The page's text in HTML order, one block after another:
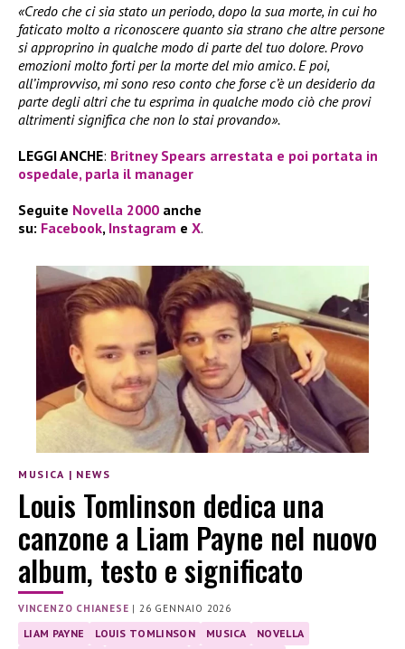
«Credo che ci sia stato un periodo, dopo la sua morte, in cui ho
faticato molto a riconoscere quanto sia strano che altre persone
si approprino in qualche modo di parte del tuo dolore. Provo
emozioni molto forti per la morte del mio amico. E poi,
all’improvviso, mi sono reso conto che forse c’è un desiderio da
parte degli altri che tu esprima in qualche modo ciò che provi
altrimenti significa che non lo stai provando».
LEGGI ANCHE: Britney Spears arrestata e poi portata in
ospedale, parla il manager
Seguite Novella 2000 anche
su: Facebook, Instagram e X.
MUSICA | NEWS
Louis Tomlinson dedica una
canzone a Liam Payne nel nuovo
album, testo e significato
VINCENZO CHIANESE |26 GENNAIO 2026
LIAM PAYNE LOUIS TOMLINSON MUSICA
NOVELLA